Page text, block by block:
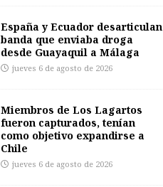
España y Ecuador desarticulan
banda que enviaba droga
desde Guayaquil a Málaga
jueves 6 de agosto de 2026
Miembros de Los Lagartos
fueron capturados, tenían
como objetivo expandirse a
Chile
jueves 6 de agosto de 2026